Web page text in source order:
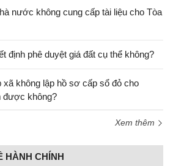
nước không cung cấp tài liệu cho Tòa
định phê duyệt giá đất cụ thể không?
xã không lập hồ sơ cấp sổ đỏ cho
được không?
Xem thêm
HÀNH CHÍNH